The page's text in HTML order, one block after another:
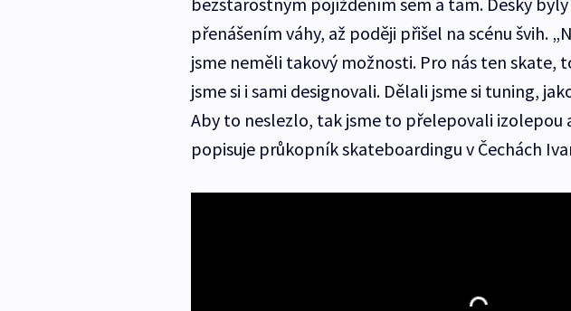
přenášením váhy, až poději přišel na scénu švih.
jsme neměli takový možnosti. Pro nás ten skate,
jsme si i sami designovali. Dělali jsme si tuning,
Aby to neslezlo, tak jsme to přelepovali izolepou
popisuje průkopník skateboardingu v Čechách